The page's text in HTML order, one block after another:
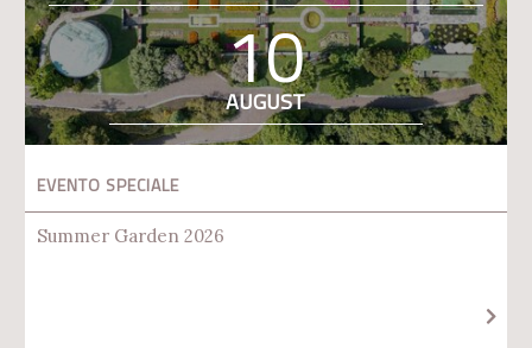
10
AUGUST
EVENTO SPECIALE
Summer Garden 2026